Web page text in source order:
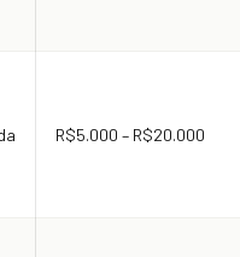
R$5.000 – R$20.000